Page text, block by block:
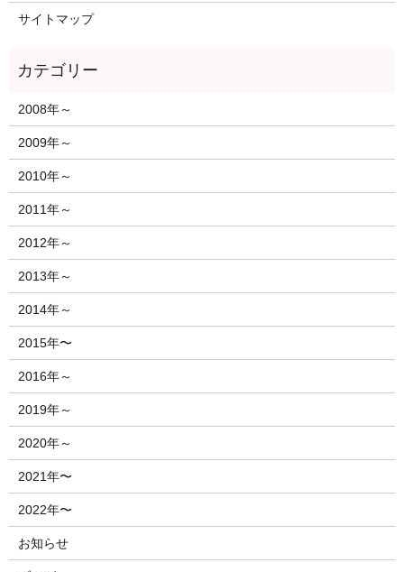
サイトマップ
2008年～
2009年～
2010年～
2011年～
2012年～
2013年～
2014年～
2015年〜
2016年～
2019年～
2020年～
2021年〜
2022年〜
お知らせ